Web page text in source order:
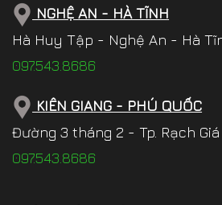
NGHỆ AN - HÀ TĨNH
Hà Huy Tập - Nghệ An - Hà
097.543.8686
KIÊN GIANG - PHÚ QUỐC
Đường 3 tháng 2 - Tp. Rạch Giá
097.543.8686